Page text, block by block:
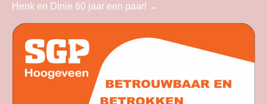
navigatie
Henk en Dinie 60 jaar een paar! →